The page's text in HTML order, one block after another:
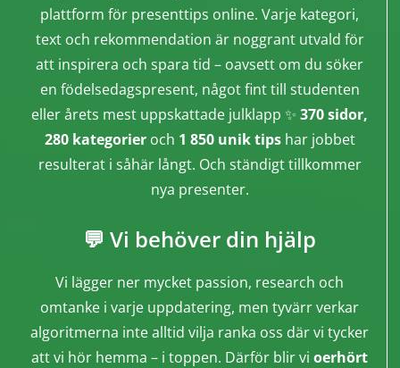
plattform för presenttips online. Varje kategori,
text och rekommendation är noggrant utvald för
att inspirera och spara tid – oavsett om du söker
en födelsedagspresent, något fint till studenten
eller årets mest uppskattade julklapp ✨ 370 sidor,
280 kategorieroch 1 850 unik tipshar jobbet
resulterat i såhär långt. Och ständigt tillkommer
nya presenter.
💬 Vi behöver din hjälp
Vi lägger ner mycket passion, research och
omtanke i varje uppdatering, men tyvärr verkar
algoritmerna inte alltid vilja ranka oss där vi tycker
att vi hör hemma – i toppen. Därför blir vi oerhört